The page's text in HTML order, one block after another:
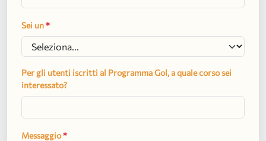
Sei un*
Per gli utenti iscritti al Programma Gol, a quale corso sei
interessato?
Messaggio*